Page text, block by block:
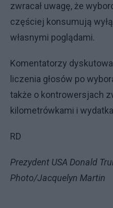
zwracał uwagę, że
częściej konsumują
własnymi poglądami.
Komentatorzy
liczenia głosów po
także o kontrowersjach
kilometrówkami i
RD
Prezydent USA Donald
Photo/Jacquelyn Martin